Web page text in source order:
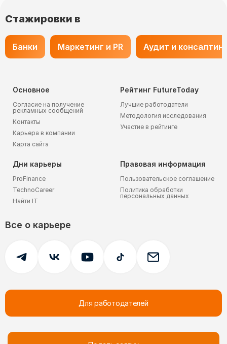
Стажировки в
Банки Маркетинг и PR Аудит и консалтинг
Для работодателей
Все права защищены.
Все о карьере
Основное
Согласие на получение
рекламных сообщений
Контакты
Карьера в компании
Карта сайта
Рейтинг FutureToday
Лучшие работодатели
Методология исследования
Участие в рейтинге
Дни карьеры
ProFinance
TechnoCareer
Найти IT
Правовая информация
Пользовательское соглашение
Политика обработки
персональных данных